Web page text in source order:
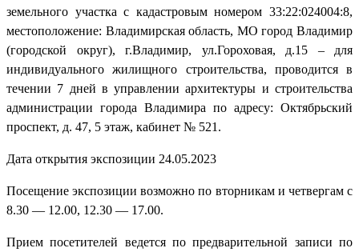
земельного участка с кадастровым номером 33:22:024004:8,
местоположение: Владимирская область, МО город Владимир
(городской округ), г.Владимир, ул.Гороховая, д.15 – для
индивидуального жилищного строительства, проводится в
течении 7 дней в управлении архитектуры и строительства
администрации города Владимира по адресу: Октябрьский
проспект, д. 47, 5 этаж, кабинет № 521.
Дата открытия экспозиции 24.05.2023
Посещение экспозиции возможно по вторникам и четвергам с
8.30 — 12.00, 12.30 — 17.00.
Прием посетителей ведется по предварительной записи по